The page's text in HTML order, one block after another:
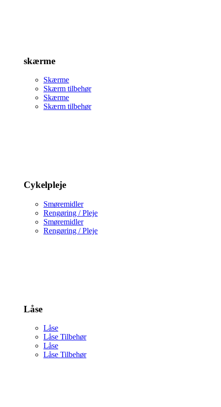
skærme
Skærme
Skærm tilbehør
Skærme
Skærm tilbehør
Cykelpleje
Smøremidler
Rengøring / Pleje
Smøremidler
Rengøring / Pleje
Låse
Låse
Låse Tilbehør
Låse
Låse Tilbehør